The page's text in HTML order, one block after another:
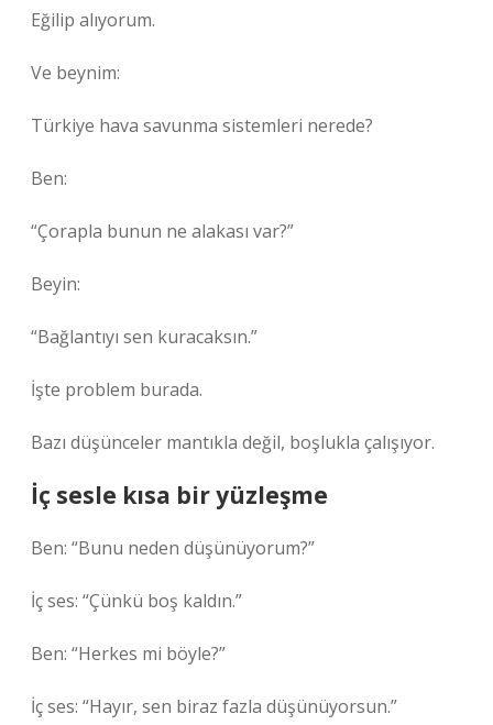
Eğilip alıyorum.
Ve beynim:
Türkiye hava savunma sistemleri nerede?
Ben:
“Çorapla bunun ne alakası var?”
Beyin:
“Bağlantıyı sen kuracaksın.”
İşte problem burada.
Bazı düşünceler mantıkla değil, boşlukla çalışıyor.
İç sesle kısa bir yüzleşme
Ben: “Bunu neden düşünüyorum?”
İç ses: “Çünkü boş kaldın.”
Ben: “Herkes mi böyle?”
İç ses: “Hayır, sen biraz fazla düşünüyorsun.”